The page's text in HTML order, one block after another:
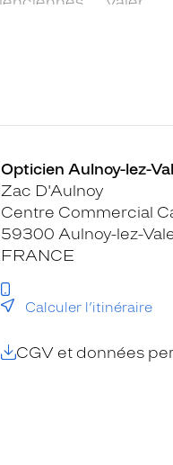
Opticien Aulnoy-lez-
Zac D'Aulnoy
Centre Commercial
59300 Aulnoy-lez-
FRANCE
Calculer l’itinéraire
CGV et données